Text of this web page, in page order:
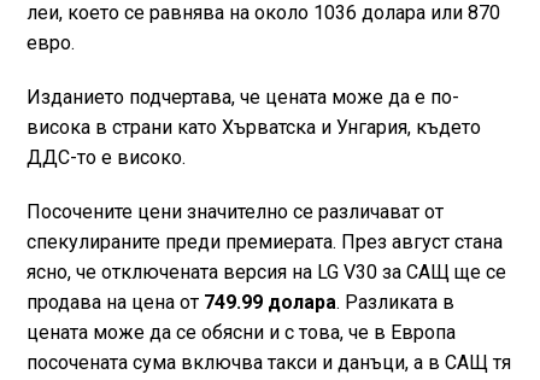
леи, което се равнява на около 1036 долара или 870
евро.
Изданието подчертава, че цената може да е по-
висока в страни като Хърватска и Унгария, където
ДДС-то е високо.
Посочените цени значително се различават от
спекулираните преди премиерата. През август стана
ясно, че отключената версия на LG V30 за САЩ ще се
продава на цена от 749.99 долара. Разликата в
цената може да се обясни и с това, че в Европа
посочената сума включва такси и данъци, а в САЩ тя